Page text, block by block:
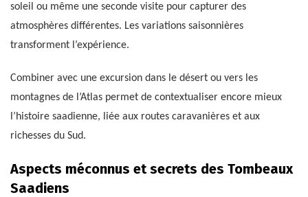
soleil ou même une seconde visite pour capturer des
atmosphères différentes. Les variations saisonnières
transforment l’expérience.
Combiner avec une excursion dans le désert ou vers les
montagnes de l’Atlas permet de contextualiser encore mieux
l’histoire saadienne, liée aux routes caravanières et aux
richesses du Sud.
Aspects méconnus et secrets des Tombeaux
Saadiens